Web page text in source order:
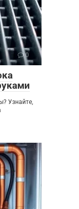
0
Узнайте,